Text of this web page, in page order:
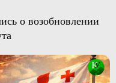
о возобновлении